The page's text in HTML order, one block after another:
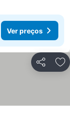
Ver preços
Partilhar